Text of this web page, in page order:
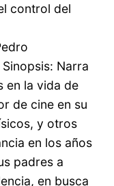
control del
Narra
en la vida de
de cine en su
y otros
en los años
padres a
en busca